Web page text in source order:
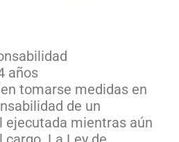
años
tomarse medidas en
de un
mientras aún